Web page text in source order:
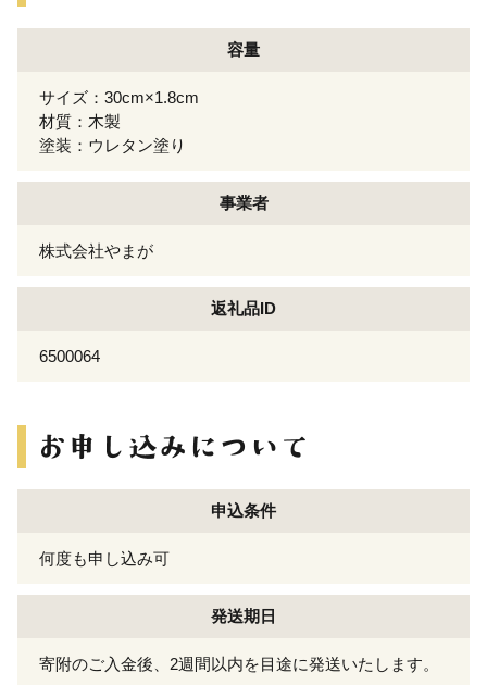
容量
サイズ：30cm×1.8cm
材質：木製
塗装：ウレタン塗り
事業者
株式会社やまが
返礼品ID
6500064
申込条件
何度も申し込み可
発送期日
寄附のご入金後、2週間以内を目途に発送いたします。